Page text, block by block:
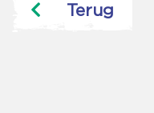
Terug